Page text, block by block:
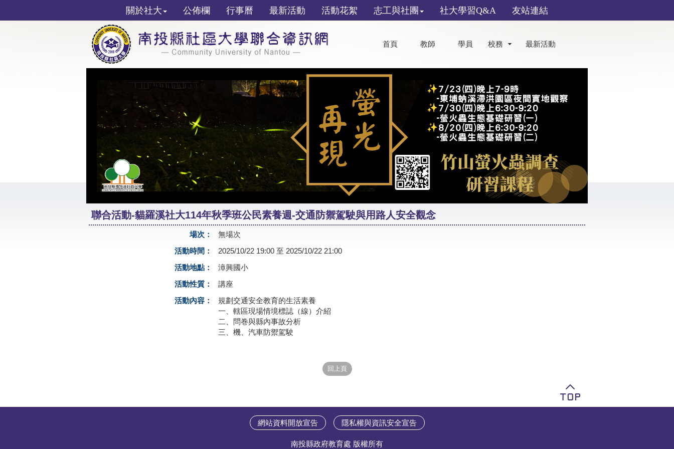
關於社大 公佈欄 行事曆 最新活動 活動花絮 志工與社團 社大學習Q&A 友站連結
首頁 教師 學員 校務 最新活動
聯合活動-貓羅溪社大114年秋季班公民素養週-交通防禦駕駛與用路人安全觀念
場次：
無場次
活動時間：
2025/10/22 19:00 至 2025/10/22 21:00
活動地點：
漳興國小
活動性質：
講座
活動內容：
規劃交通安全教育的生活素養
一、轄區現場情境標誌（線）介紹
二、問巻與縣內事故分析
三、機、汽車防禦駕駛
網站資料開放宣告 隱私權與資訊安全宣告
南投縣政府教育處 版權所有